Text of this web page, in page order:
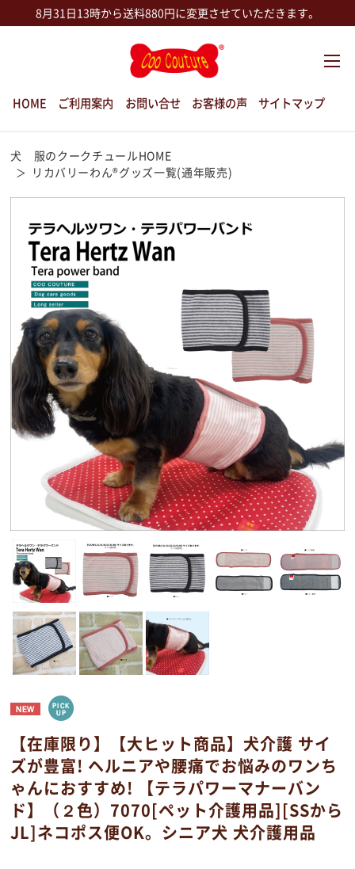
8月31日13時から送料880円に変更させていただきます。
HOME ご利用案内 お問い合せ お客様の声 サイトマップ
犬 服のクークチュールHOME
リカバリーわん®グッズ一覧(通年販売)
【在庫限り】【大ヒット商品】犬介護 サイ
ズが豊富! ヘルニアや腰痛でお悩みのワンち
ゃんにおすすめ! 【テラパワーマナーバン
ド】（２色）7070[ペット介護用品][SSから
JL]ネコポス便OK。シニア犬 犬介護用品